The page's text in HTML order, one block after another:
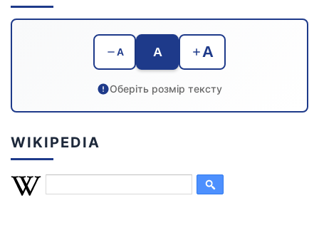
A A A
Оберіть розмір тексту
WIKIPEDIA